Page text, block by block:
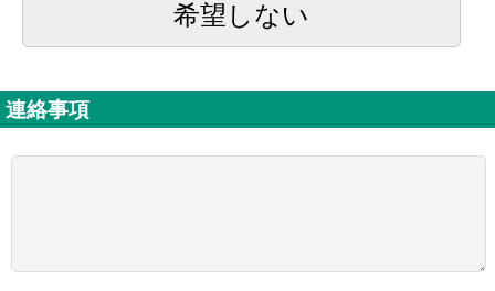
希望しない
連絡事項